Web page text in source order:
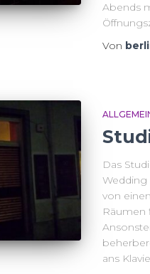
Abends
Von
Das
Wedding
von
Räumen
ans